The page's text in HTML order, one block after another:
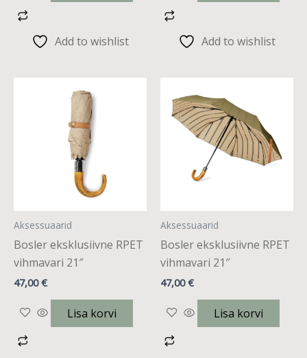
Add to wishlist Add to wishlist
Aksessuaarid
Bosler eksklusiivne RPET
vihmavari 21″
47,00€
Lisa korvi
Aksessuaarid
Bosler eksklusiivne RPET
vihmavari 21″
47,00€
Lisa korvi